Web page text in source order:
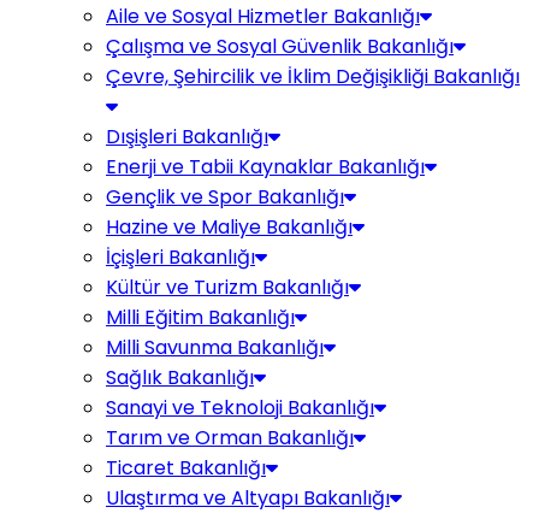
Aile ve Sosyal Hizmetler Bakanlığı
Çalışma ve Sosyal Güvenlik Bakanlığı
Çevre, Şehircilik ve İklim Değişikliği Bakanlığı
Dışişleri Bakanlığı
Enerji ve Tabii Kaynaklar Bakanlığı
Gençlik ve Spor Bakanlığı
Hazine ve Maliye Bakanlığı
İçişleri Bakanlığı
Kültür ve Turizm Bakanlığı
Milli Eğitim Bakanlığı
Milli Savunma Bakanlığı
Sağlık Bakanlığı
Sanayi ve Teknoloji Bakanlığı
Tarım ve Orman Bakanlığı
Ticaret Bakanlığı
Ulaştırma ve Altyapı Bakanlığı